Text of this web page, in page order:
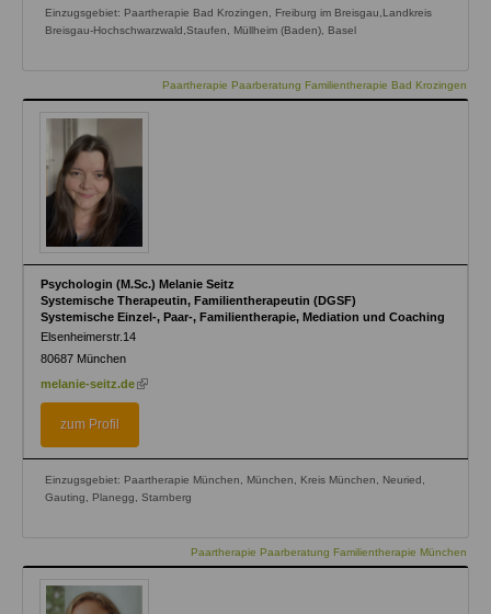
Einzugsgebiet: Paartherapie Bad Krozingen, Freiburg im Breisgau,Landkreis
Breisgau-Hochschwarzwald,Staufen, Müllheim (Baden), Basel
Paartherapie Paarberatung Familientherapie Bad Krozingen
Psychologin (M.Sc.) Melanie Seitz
Systemische Therapeutin, Familientherapeutin (DGSF)
Systemische Einzel-, Paar-, Familientherapie, Mediation und Coaching
Elsenheimerstr.14
80687 München
melanie-seitz.de(link
zum Profil
Einzugsgebiet: Paartherapie München, München, Kreis München, Neuried,
Gauting, Planegg, Starnberg
Paartherapie Paarberatung Familientherapie München